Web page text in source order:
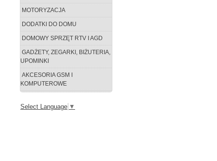
MOTORYZACJA
DODATKI DO DOMU
DOMOWY SPRZĘT RTV I AGD
GADŻETY, ZEGARKI, BIŻUTERIA,
UPOMINKI
AKCESORIA GSM I
KOMPUTEROWE
Select Language ▼